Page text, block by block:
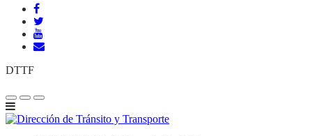
DTTF